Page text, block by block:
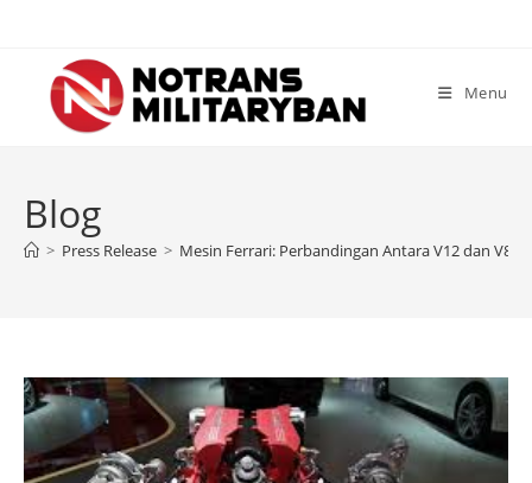
content
Menu
Blog
> Press Release > Mesin Ferrari: Perbandingan Antara V12 dan V8